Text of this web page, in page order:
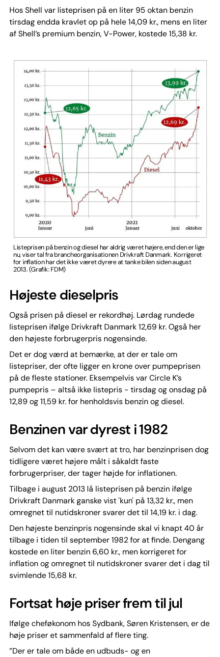
Hos Shell var listeprisen på en liter 95 oktan benzin
tirsdag endda kravlet op på hele 14,09 kr., mens en liter
af Shell’s premium benzin, V-Power, kostede 15,38 kr.
Listeprisen på benzin og diesel har aldrig været højere, end den er lige
nu, viser tal fra brancheorganisationen Drivkraft Danmark. Korrigeret
for inflation har det ikke været dyrere at tanke bilen siden august
2013. (Grafik: FDM)
Højeste dieselpris
Også prisen på diesel er rekordhøj. Lørdag rundede
listeprisen ifølge Drivkraft Danmark 12,69 kr. Også her
den højeste forbrugerpris nogensinde.
Det er dog værd at bemærke, at der er tale om
listepriser, der ofte ligger en krone over pumpeprisen
på de fleste stationer. Eksempelvis var Circle K’s
pumpepris – altså ikke listepris - tirsdag og onsdag på
12,89 og 11,59 kr. for henholdsvis benzin og diesel.
Benzinen var dyrest i 1982
Selvom det kan være svært at tro, har benzinprisen dog
tidligere været højere målt i såkaldt faste
forbrugerpriser, der tager højde for inflationen.
Tilbage i august 2013 lå listeprisen på benzin ifølge
Drivkraft Danmark ganske vist 'kun' på 13,32 kr., men
omregnet til nutidskroner svarer det til 14,19 kr. i dag.
Den højeste benzinpris nogensinde skal vi knapt 40 år
tilbage i tiden til september 1982 for at finde. Dengang
kostede en liter benzin 6,60 kr., men korrigeret for
inflation og omregnet til nutidskroner svarer det i dag til
svimlende 15,68 kr.
Fortsat høje priser frem til jul
Ifølge cheføkonom hos Sydbank, Søren Kristensen, er de
høje priser et sammenfald af flere ting.
”Der er tale om både en udbuds- og en